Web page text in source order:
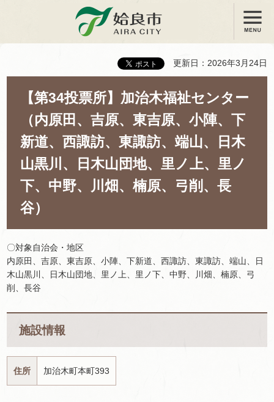
姶良市 メニュー
更新日：2026年3月24日
【第34投票所】加治木福祉センター
（内原田、吉原、東吉原、小陣、下
新道、西諏訪、東諏訪、端山、日木
山黒川、日木山団地、里ノ上、里ノ
下、中野、川畑、楠原、弓削、長
谷）
〇対象自治会・地区
内原田、吉原、東吉原、小陣、下新道、西諏訪、東諏訪、端山、日
木山黒川、日木山団地、里ノ上、里ノ下、中野、川畑、楠原、弓
削、長谷
施設情報
住所 加治木町本町393